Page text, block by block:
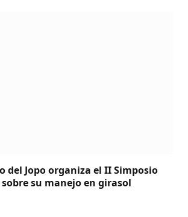
del Jopo organiza el II Simposio
su manejo en girasol